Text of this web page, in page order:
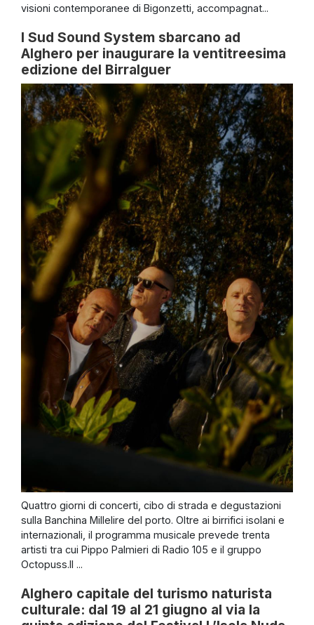
visioni contemporanee di Bigonzetti, accompagnat...
I Sud Sound System sbarcano ad
Alghero per inaugurare la ventitreesima
edizione del Birralguer
Quattro giorni di concerti, cibo di strada e degustazioni
sulla Banchina Millelire del porto. Oltre ai birrifici isolani e
internazionali, il programma musicale prevede trenta
artisti tra cui Pippo Palmieri di Radio 105 e il gruppo
Octopuss.Il ...
Alghero capitale del turismo naturista
culturale: dal 19 al 21 giugno al via la